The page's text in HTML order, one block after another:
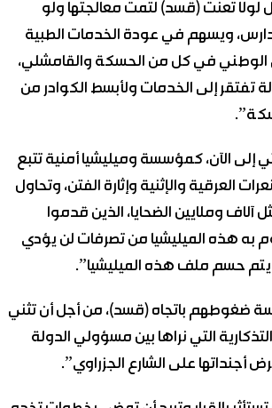
تعنت (قسد) لتمت معالجتها ولو
ويسهم في عودة الخدمات الطبية
في كل من الحسكة والقامشلي،
إلى الخدمات ولأبسط الكوادر من
إلى الآن، كمؤسسة وميليشيا أمنية تتبع
العرقية والإثنية وإثارة الفتن، وتحاول
آلاف وملايين الضحايا، الذين قدموا
به هذه الميليشيا من تصرفات لن يؤدي
حسم ملف هذه الميليشيا”.
ضغوطهم باتجاه (قسد)، من أجل أن تثني
التي نراها بين مسؤولي الدولة
على الشارع الجزراوي”.